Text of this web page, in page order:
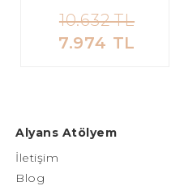
10.632 TL
7.974 TL
Alyans Atölyem
İletişim
Blog